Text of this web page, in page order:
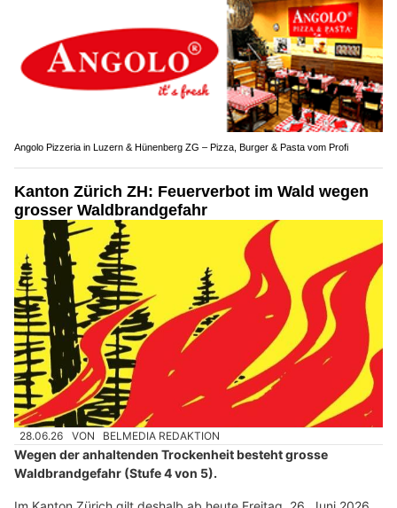
Angolo Pizzeria in Luzern & Hünenberg ZG – Pizza, Burger & Pasta vom Profi
Kanton Zürich ZH: Feuerverbot im Wald wegen
grosser Waldbrandgefahr
28.06.26 VON BELMEDIA REDAKTION
Wegen der anhaltenden Trockenheit besteht grosse
Waldbrandgefahr (Stufe 4 von 5).